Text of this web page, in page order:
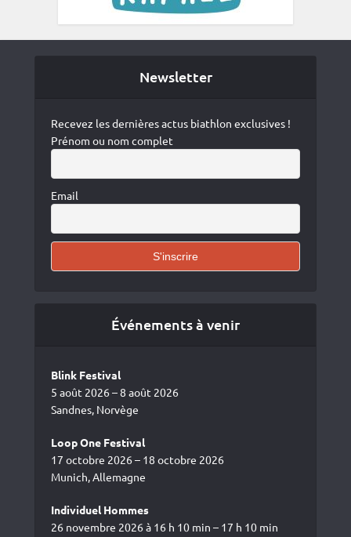
Newsletter
Recevez les dernières actus biathlon exclusives !
Prénom ou nom complet
Email
Événements à venir
Blink Festival
5 août 2026 – 8 août 2026
Sandnes, Norvège
Loop One Festival
17 octobre 2026 – 18 octobre 2026
Munich, Allemagne
Individuel Hommes
26 novembre 2026 à 16 h 10 min – 17 h 10 min